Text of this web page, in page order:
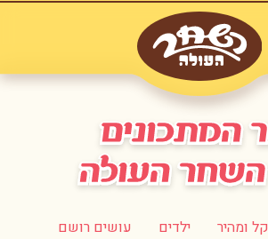
קל ומהיר ילדים
עושים רושם